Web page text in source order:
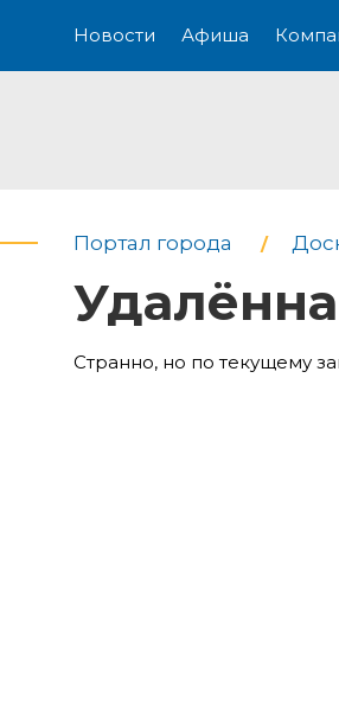
Новости Афиша
Портал города
Странно, но по текущему